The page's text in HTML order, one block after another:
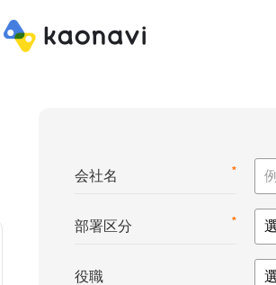
*
会社名
*
部署区分
役職